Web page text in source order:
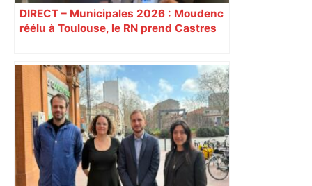
DIRECT – Municipales 2026 : Moudenc
réélu à Toulouse, le RN prend Castres